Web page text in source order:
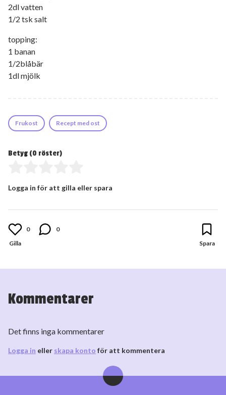
2dl vatten
1/2 tsk salt
topping:
1 banan
1/2blåbär
1dl mjölk
Frukost Recept med ost
Betyg (0 röster)
Logga in för att gilla eller spara
0 0
Kommentarer
Det finns inga kommentarer
Logga in eller skapa konto för att kommentera